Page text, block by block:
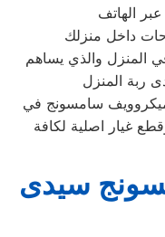
المنزل والذي يساهم
ربة المنزل
ميكروويف سامسونج في
غيار اصلية لكافة
سيدى